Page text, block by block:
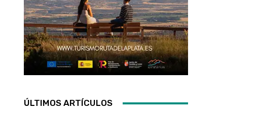
ÚLTIMOS ARTÍCULOS